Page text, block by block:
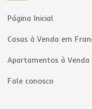
Página Inicial
Casas à Venda em
Apartamentos à Venda
Fale conosco